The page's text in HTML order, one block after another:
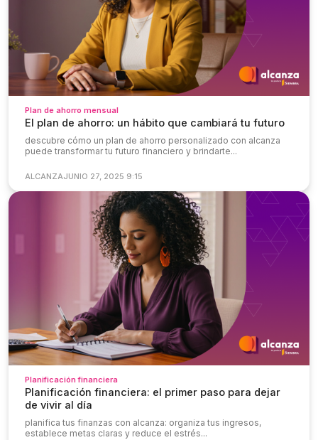
Plan de ahorro mensual
El plan de ahorro: un hábito que cambiará tu futuro
descubre cómo un plan de ahorro personalizado con alcanza
puede transformar tu futuro financiero y brindarte...
ALCANZAJUNIO 27, 2025 9:15
Planificación financiera
Planificación financiera: el primer paso para dejar
de vivir al día
planifica tus finanzas con alcanza: organiza tus ingresos,
establece metas claras y reduce el estrés...